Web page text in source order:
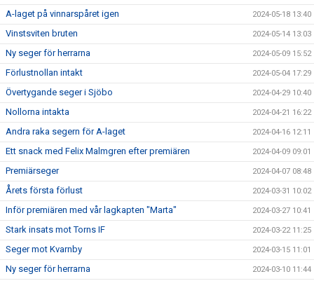
A-laget på vinnarspåret igen 2024-05-18 13:40
Vinstsviten bruten 2024-05-14 13:03
Ny seger för herrarna 2024-05-09 15:52
Förlustnollan intakt 2024-05-04 17:29
Övertygande seger i Sjöbo 2024-04-29 10:40
Nollorna intakta 2024-04-21 16:22
Andra raka segern för A-laget 2024-04-16 12:11
Ett snack med Felix Malmgren efter premiären 2024-04-09 09:01
Premiärseger 2024-04-07 08:48
Årets första förlust 2024-03-31 10:02
Inför premiären med vår lagkapten "Marta" 2024-03-27 10:41
Stark insats mot Torns IF 2024-03-22 11:25
Seger mot Kvarnby 2024-03-15 11:01
Ny seger för herrarna 2024-03-10 11:44